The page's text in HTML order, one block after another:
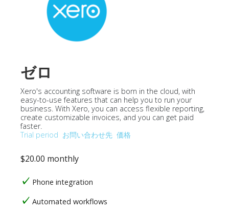
ゼロ
Xero's accounting software is born in the cloud, with
easy-to-use features that can help you to run your
business. With Xero, you can access flexible reporting,
create customizable invoices, and you can get paid
faster.
Trial period お問い合わせ先 価格
$20.00 monthly
Phone integration
Automated workflows